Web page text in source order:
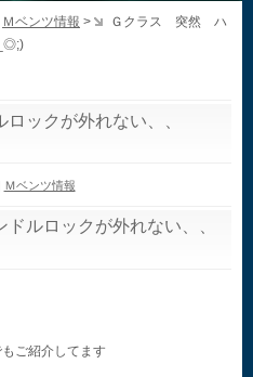
Ｍベンツ情報 >
Ｇクラス 突然 ハ
ックが外れない、、
Ｍベンツ情報
ルロックが外れない、、
ご紹介してます